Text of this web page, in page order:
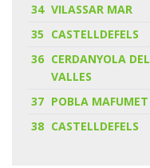
34 VILASSAR MAR
35 CASTELLDEFELS
36 CERDANYOLA DEL
VALLES
37 POBLA MAFUMET
38 CASTELLDEFELS